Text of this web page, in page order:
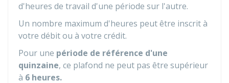
d'heures de travail d'une période sur l'autre.
Un nombre maximum d'heures peut être inscrit à
votre débit ou à votre crédit.
Pour une période de référence d'une
quinzaine, ce plafond ne peut pas être supérieur
à 6 heures.